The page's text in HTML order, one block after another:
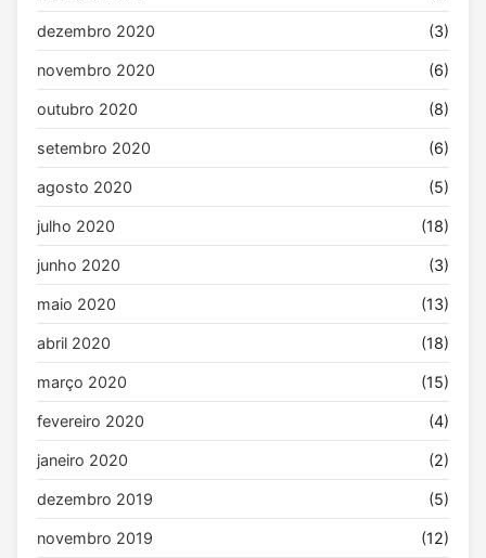
dezembro 2020 (3)
novembro 2020 (6)
outubro 2020 (8)
setembro 2020 (6)
agosto 2020 (5)
julho 2020 (18)
junho 2020 (3)
maio 2020 (13)
abril 2020 (18)
março 2020 (15)
fevereiro 2020 (4)
janeiro 2020 (2)
dezembro 2019 (5)
novembro 2019 (12)